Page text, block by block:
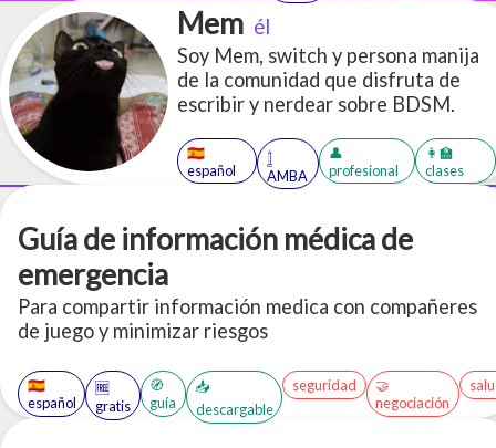
Mem él
Soy Mem, switch y persona manija
de la comunidad que disfruta de
escribir y nerdear sobre BDSM.
🇪🇸
español
𓉶
AMBA
👤
profesional
👩‍🏫
clases
Guía de información médica de
emergencia
Para compartir información medica con compañeres
de juego y minimizar riesgos
🇪🇸
español
🆓
gratis
🧭
guía
📥
descargable
seguridad
🤝
negociación